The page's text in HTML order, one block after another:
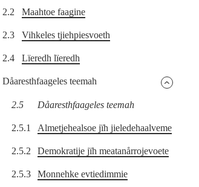
2.2 Maahtoe faagine
2.3 Vihkeles tjiehpiesvoeth
2.4 Lïeredh lïeredh
Dåaresthfaageles teemah
2.5 Dåaresthfaageles teemah
2.5.1 Almetjehealsoe jïh jieledehaalveme
2.5.2 Demokratije jïh meatanårrojevoete
2.5.3 Monnehke evtiedimmie